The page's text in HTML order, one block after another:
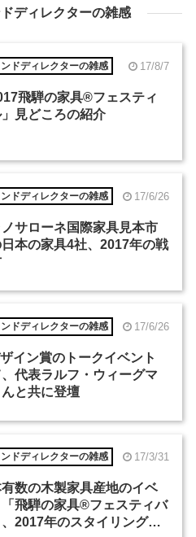
ディレクターの雑感
ドディレクターの雑感 17/8/7
飛騨の家具®︎フェスティ
見どころの紹介
ドディレクターの雑感 17/6/26
ノサローネ国際家具見本市
本の家具4社、2017年の戦
ドディレクターの雑感 17/6/26
イン賞のトークイベント
代表ラルフ・ウィーグマ
んと共に登壇
ドディレクターの雑感 17/3/31
有数の木製家具産地のイベ
「飛騨の家具®フェスティバ
2017年のスタイリングテ